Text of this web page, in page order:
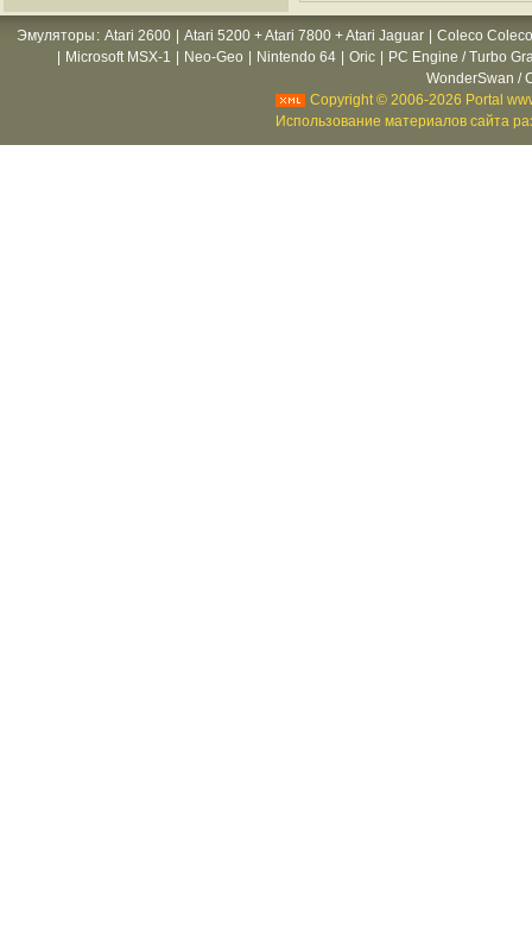
Эмуляторы : Atari 2600 Atari 5200 + Atari 7800 + Atari Jaguar
Coleco
Microsoft MSX-1 Neo-Geo Nintendo 64 Oric
PC Engine / Turbo
WonderSwan /
Copyright © 2006-2026 Portal
Использование материалов сайта